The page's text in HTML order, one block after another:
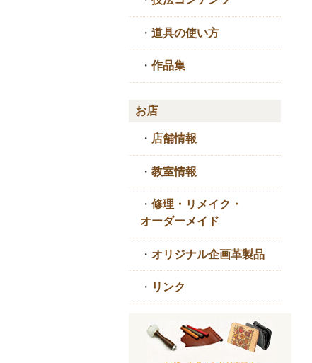
・ 道具の使い方
・ 作品集
お店
・ 店舗情報
・ 教室情報
・ 修理・リメイク・
オーダーメイド
・ オリジナル企画革製品
・ リンク